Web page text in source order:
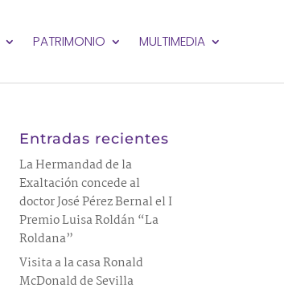
PATRIMONIO MULTIMEDIA
Entradas recientes
La Hermandad de la
Exaltación concede al
doctor José Pérez Bernal el I
Premio Luisa Roldán “La
Roldana”
Visita a la casa Ronald
McDonald de Sevilla